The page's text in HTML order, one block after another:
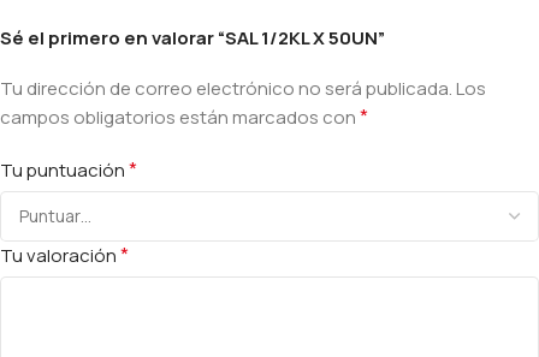
Sé el primero en valorar “SAL 1/2KL X 50UN”
Tu dirección de correo electrónico no será publicada.Los
campos obligatorios están marcados con*
Tu puntuación*
Tu valoración*